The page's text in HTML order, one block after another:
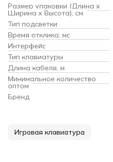
Размер упаковки (Длина х
Ширина х Высота), см
Тип подсветки
Время отклика, мс
Интерфейс
Тип клавиатуры
Длина кабеля, м
Минимальное количество
оптом
Бренд
Игровая клавиатура